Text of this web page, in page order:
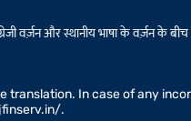
वर्ज़न और स्थानीय भाषा के वर्ज़न के
translation. In case of any
.